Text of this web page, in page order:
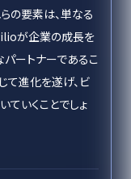
の要素は、単なる
が企業の成長を
ートナーであるこ
て進化を遂げ、ビ
ていくことでしょ